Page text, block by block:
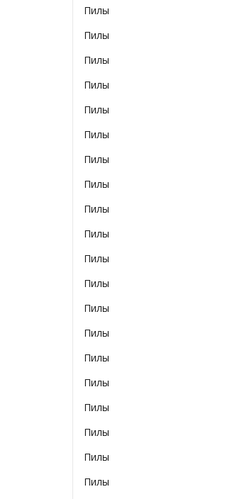
Пилы
Пилы
Пилы
Пилы
Пилы
Пилы
Пилы
Пилы
Пилы
Пилы
Пилы
Пилы
Пилы
Пилы
Пилы
Пилы
Пилы
Пилы
Пилы
Пилы